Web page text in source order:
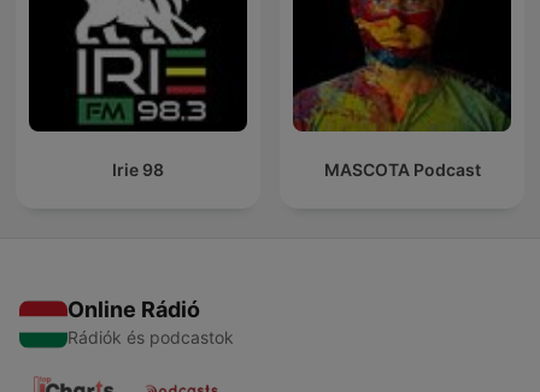
Irie 98 MASCOTA Podcast
Online Rádió
Rádiók és podcastok